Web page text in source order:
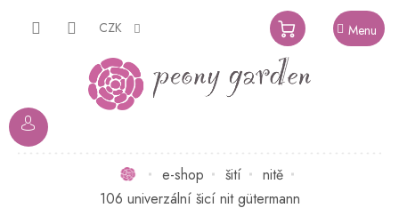
CZK
NÁKUPNÍ
KOŠÍK
Domůe-shop šití
nitě
106 univerzální šicí nit gütermann